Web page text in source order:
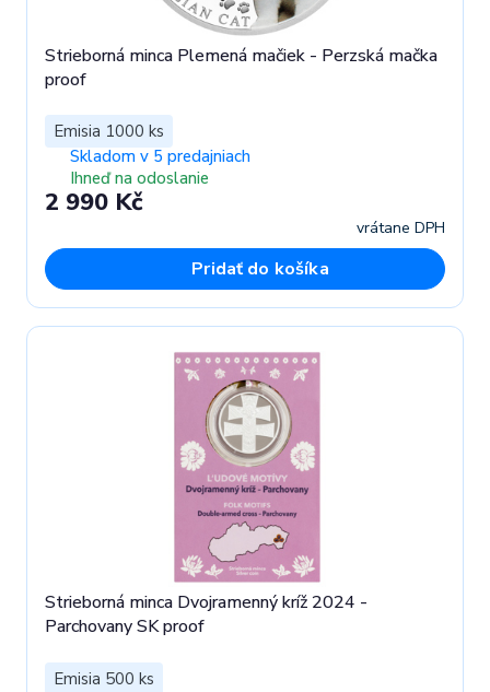
Strieborná minca Plemená mačiek - Perzská mačka
proof
Emisia 1000 ks
Skladom v 5 predajniach
Ihneď na odoslanie
2 990 Kč
vrátane DPH
Pridať do košíka
Strieborná minca Dvojramenný kríž 2024 -
Parchovany SK proof
Emisia 500 ks